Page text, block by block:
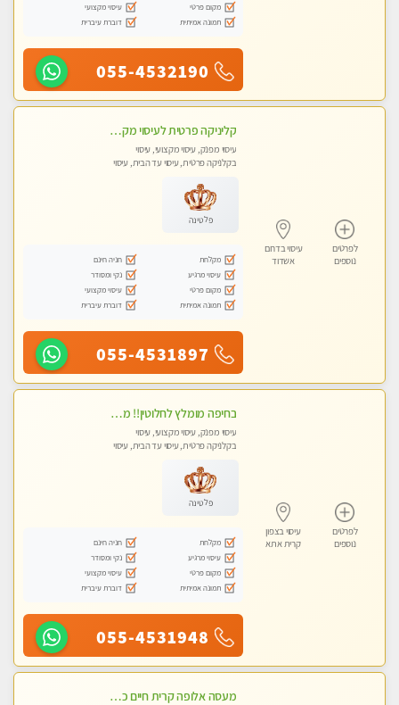
מקום פרטי
עיסוי מקצועי
תמונה אמיתית
דוברת עיברית
055-4532190
לפרטים
נוספים
עיסוי בדרום
אשדוד
קליניקה פרטית לעיסוי מקצועי ואלטרנטיבי ברמה גבוהה VIP תתקשר ..... highly recommended..new in the city
עיסוי מפנק, עיסוי מקצועי, עיסוי
בקלניקה פרטית, עיסוי עד הבית, עיסוי
פלטינה
מקלחת
חניה חינם
עיסוי מרגיע
נקי ומסודר
מקום פרטי
עיסוי מקצועי
תמונה אמיתית
דוברת עיברית
055-4531897
לפרטים
נוספים
עיסוי בצפון
קרית אתא
בחיפה מומלץ לחלוטין!! מעסה יפה איכותית מקצועית ומפנקת מאוד פרטי מומלץ בחום.עיסוי מפנק מאוווד.
עיסוי מפנק, עיסוי מקצועי, עיסוי
בקלניקה פרטית, עיסוי עד הבית, עיסוי
פלטינה
מקלחת
חניה חינם
עיסוי מרגיע
נקי ומסודר
מקום פרטי
עיסוי מקצועי
תמונה אמיתית
דוברת עיברית
055-4531948
מעסה אלופה קרית חיים כל סוגי העיסויים מעסה מקצועית ואיכותית פרטי!!